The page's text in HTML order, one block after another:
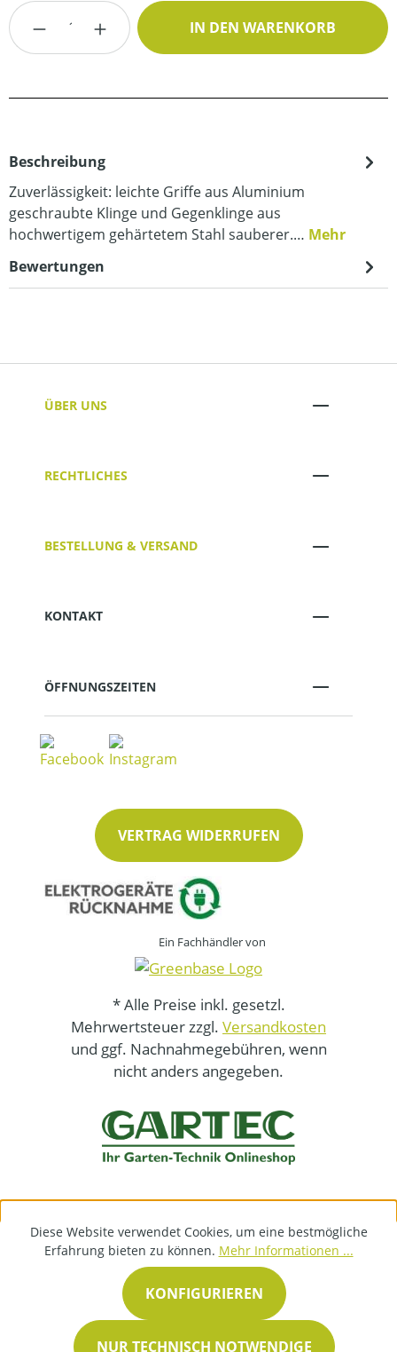
Produkt Anzahl: Gib den gewünschten
IN DEN WARENKORB
Beschreibung
Zuverlässigkeit: leichte Griffe aus Aluminium
geschraubte Klinge und Gegenklinge aus
hochwertigem gehärtetem Stahl sauberer.… Mehr
Bewertungen
ÜBER UNS
RECHTLICHES
BESTELLUNG & VERSAND
KONTAKT
ÖFFNUNGSZEITEN
VERTRAG WIDERRUFEN
Ein Fachhändler von
* Alle Preise inkl. gesetzl.
Mehrwertsteuer zzgl. Versandkosten
und ggf. Nachnahmegebühren, wenn
nicht anders angegeben.
Diese Website verwendet Cookies, um eine bestmögliche
Erfahrung bieten zu können. Mehr Informationen ...
NUR TECHNISCH NOTWENDIGE
KONFIGURIEREN